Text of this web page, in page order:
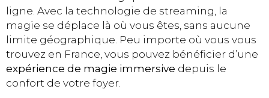
ligne. Avec la technologie de streaming, la
magie se déplace là où vous êtes, sans aucune
limite géographique. Peu importe où vous vous
trouvez en France, vous pouvez bénéficier d’une
expérience de magie immersive depuis le
confort de votre foyer.